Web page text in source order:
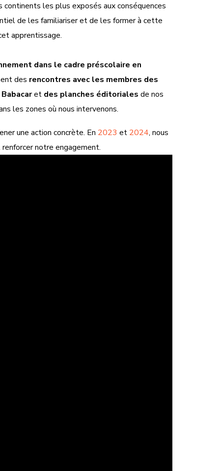
les plus exposés aux conséquences
de les familiariser et de les former à cette
apprentissage.
dans le cadre préscolaire en
des rencontres avec les membres des
et des planches éditoriales de nos
les zones où nous intervenons.
une action concrète. En 2023 et 2024, nous
notre engagement.